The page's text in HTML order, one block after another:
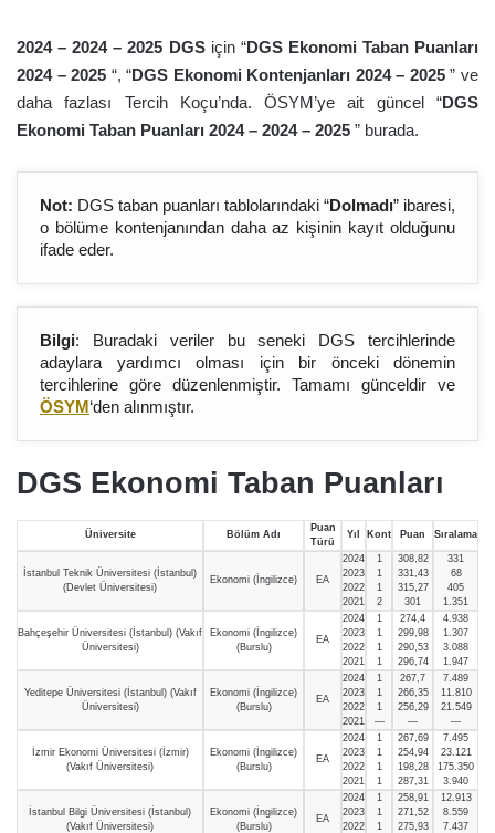
2024 – 2024 – 2025 DGSiçin “DGS Ekonomi Taban Puanları
2024 – 2025 “, “DGS Ekonomi Kontenjanları 2024 – 2025 ” ve
daha fazlası Tercih Koçu’nda. ÖSYM’ye ait güncel “DGS
Ekonomi Taban Puanları 2024 – 2024 – 2025 ” burada.
Not: DGS taban puanları tablolarındaki “Dolmadı” ibaresi,
o bölüme kontenjanından daha az kişinin kayıt olduğunu
ifade eder.
Bilgi: Buradaki veriler bu seneki DGS tercihlerinde
adaylara yardımcı olması için bir önceki dönemin
tercihlerine göre düzenlenmiştir. Tamamı günceldir ve
ÖSYM‘den alınmıştır.
DGS Ekonomi Taban Puanları
Üniversite Bölüm Adı
Puan
Türü
Yıl Kont Puan Sıralama
İstanbul Teknik Üniversitesi (İstanbul)
(Devlet Üniversitesi)
Ekonomi (İngilizce) EA
2024
2023
2022
2021
1
1
1
2
308,82
331,43
315,27
301
331
68
405
1.351
Bahçeşehir Üniversitesi (İstanbul) (Vakıf
Üniversitesi)
Ekonomi (İngilizce)
(Burslu)
EA
2024
2023
2022
2021
1
1
1
1
274,4
299,98
290,53
296,74
4.938
1.307
3.088
1.947
Yeditepe Üniversitesi (İstanbul) (Vakıf
Üniversitesi)
Ekonomi (İngilizce)
(Burslu)
EA
2024
2023
2022
2021
1
1
1
—
267,7
266,35
256,29
—
7.489
11.810
21.549
—
İzmir Ekonomi Üniversitesi (İzmir)
(Vakıf Üniversitesi)
Ekonomi (İngilizce)
(Burslu)
EA
2024
2023
2022
2021
1
1
1
1
267,69
254,94
198,28
287,31
7.495
23.121
175.350
3.940
İstanbul Bilgi Üniversitesi (İstanbul)
(Vakıf Üniversitesi)
Ekonomi (İngilizce)
(Burslu)
EA
2024
2023
2022
1
1
1
258,91
271,52
275,93
12.913
8.559
7.437